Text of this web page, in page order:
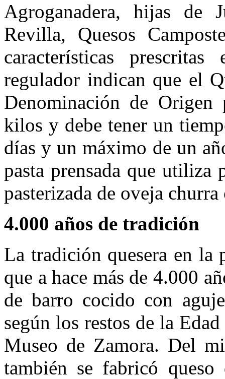
Agroganadera, hijas de
Revilla, Quesos
características
regulador indican que el
Denominación de
kilos y debe tener un
días y un máximo de un
pasta prensada que utiliza
pasterizada de oveja churra
4.000 años de tradición
La tradición quesera en la
que a hace más de 4.000
de barro cocido con
según los restos de la
Museo de Zamora. Del
también se fabricó